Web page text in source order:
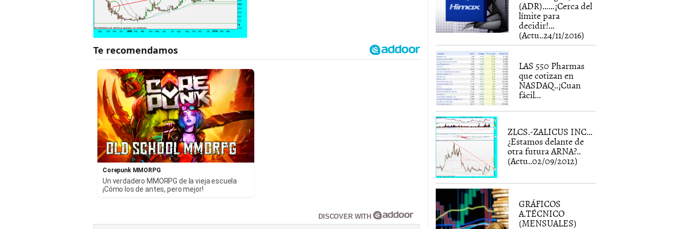
Corepunk MMORPG
Un verdadero MMORPG de la vieja escuela
¡Cómo los de antes, pero mejor!
DISCOVER WITH
(ADR)……¡Cerca del
límite para
decidir!…
(Actu..24/11/2016)
LAS 550 Pharmas
que cotizan en
NASDAQ..¡Cuan
fácil...
ZLCS.-ZALICUS INC…
¿Estamos delante de
otra futura ARNA?..
(Actu..02/09/2012)
GRÁFICOS
A.TÉCNICO
(MENSUALES)